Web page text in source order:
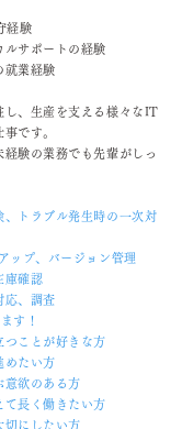
経験
ルサポートの経験
就業経験
し、生産を支える様々なIT
です。
験の業務でも先輩がしっ
、トラブル発生時の一次対
ップ、バージョン管理
庫確認
応、調査
す！
つことが好きな方
めたい方
意欲のある方
て長く働きたい方
切にしたい方